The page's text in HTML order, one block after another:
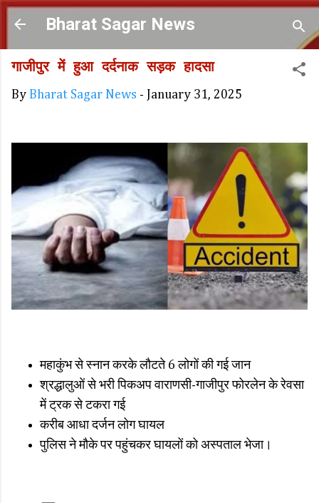
Skip to main content
Bharat Sagar News
गाजीपुर में हुआ दर्दनाक सड़क हादसा
By Bharat Sagar News - January 31, 2025
महाकुंभ से स्नान करके लौटते 6 लोगों की गई जान
श्रद्धालुओं से भरी पिकअप वाराणसी-गाजीपुर फोरलेन के रेवसा
में ट्रक से टकरा गई
करीब आधा दर्जन लोग घायल
पुलिस ने मौके पर पहुंचकर घायलों को अस्पताल भेजा।